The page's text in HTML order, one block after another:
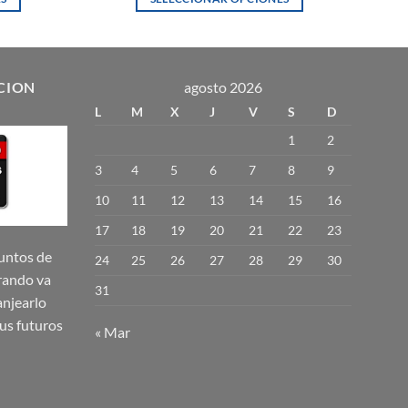
múltiples
variantes.
elegir
en
de
va
futuros
agosto 2026
L M X J V S
D
1
2
3
4 5 6 7 8
9
10
11 12 13 14 15
16
17
18 19 20 21 22
23
24
25 26 27 28 29
30
31
« Mar